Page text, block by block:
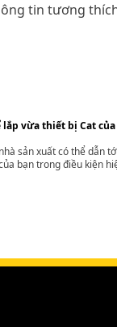
tin tương
vừa thiết bị Cat
sản xuất có thể dẫn
bạn trong điều kiện